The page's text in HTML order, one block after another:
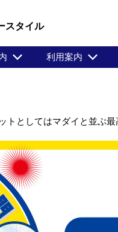
スタイル
利用案内
としてはマダイと並ぶ